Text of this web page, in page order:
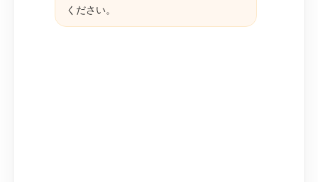
ください。